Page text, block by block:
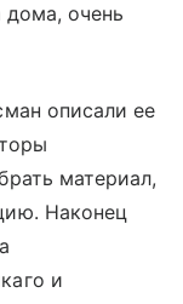
дома, очень
описали ее
материал,
Наконец
и